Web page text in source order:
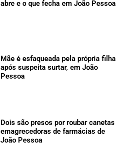
abre e o que fecha em João Pessoa
Mãe é esfaqueada pela própria filha
após suspeita surtar, em João
Pessoa
Dois são presos por roubar canetas
emagrecedoras de farmácias de
João Pessoa